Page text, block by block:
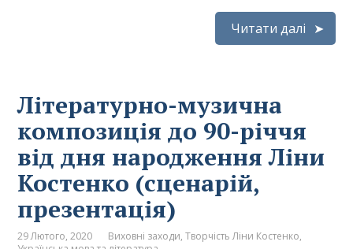
Читати далі
Літературно-музична
композиція до 90-річчя
від дня народження Ліни
Костенко (сценарій,
презентація)
29 Лютого, 2020 Виховні заходи,Творчість Ліни Костенко,